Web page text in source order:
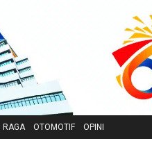
RAGA OTOMOTIF OPINI